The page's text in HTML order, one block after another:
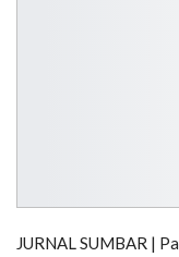
JURNAL SUMBAR |